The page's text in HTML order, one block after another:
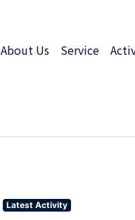
About Us Service
Latest Activity